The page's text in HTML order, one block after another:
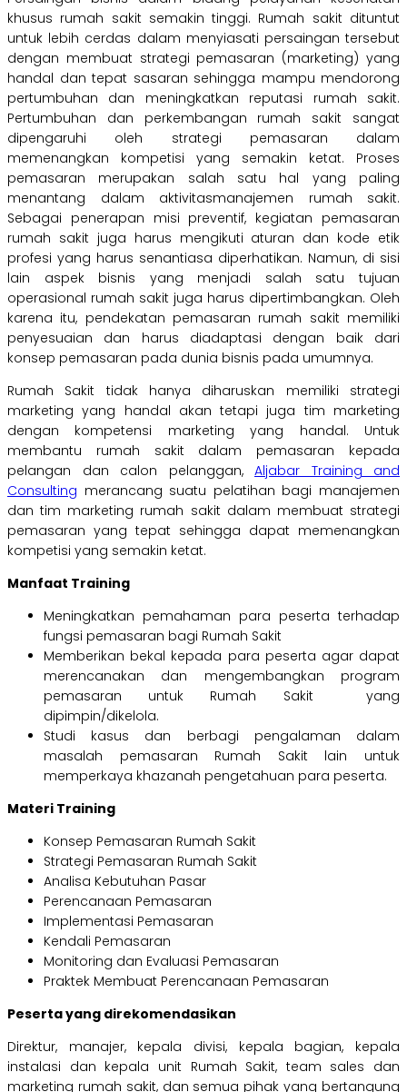
khusus rumah sakit semakin tinggi. Rumah sakit dituntut
untuk lebih cerdas dalam menyiasati persaingan tersebut
dengan membuat strategi pemasaran (marketing) yang
handal dan tepat sasaran sehingga mampu mendorong
pertumbuhan dan meningkatkan reputasi rumah sakit.
Pertumbuhan dan perkembangan rumah sakit sangat
dipengaruhi oleh strategi pemasaran dalam
memenangkan kompetisi yang semakin ketat. Proses
pemasaran merupakan salah satu hal yang paling
menantang dalam aktivitasmanajemen rumah sakit.
Sebagai penerapan misi preventif, kegiatan pemasaran
rumah sakit juga harus mengikuti aturan dan kode etik
profesi yang harus senantiasa diperhatikan. Namun, di sisi
lain aspek bisnis yang menjadi salah satu tujuan
operasional rumah sakit juga harus dipertimbangkan. Oleh
karena itu, pendekatan pemasaran rumah sakit memiliki
penyesuaian dan harus diadaptasi dengan baik dari
konsep pemasaran pada dunia bisnis pada umumnya.
Rumah Sakit tidak hanya diharuskan memiliki strategi
marketing yang handal akan tetapi juga tim marketing
dengan kompetensi marketing yang handal. Untuk
membantu rumah sakit dalam pemasaran kepada
pelangan dan calon pelanggan, Aljabar Training and
Consulting merancang suatu pelatihan bagi manajemen
dan tim marketing rumah sakit dalam membuat strategi
pemasaran yang tepat sehingga dapat memenangkan
kompetisi yang semakin ketat.
Manfaat Training
Meningkatkan pemahaman para peserta terhadap
fungsi pemasaran bagi Rumah Sakit
Memberikan bekal kepada para peserta agar dapat
merencanakan dan mengembangkan program
pemasaran untuk Rumah Sakit yang
dipimpin/dikelola.
Studi kasus dan berbagi pengalaman dalam
masalah pemasaran Rumah Sakit lain untuk
memperkaya khazanah pengetahuan para peserta.
Materi Training
Konsep Pemasaran Rumah Sakit
Strategi Pemasaran Rumah Sakit
Analisa Kebutuhan Pasar
Perencanaan Pemasaran
Implementasi Pemasaran
Kendali Pemasaran
Monitoring dan Evaluasi Pemasaran
Praktek Membuat Perencanaan Pemasaran
Peserta yang direkomendasikan
Direktur, manajer, kepala divisi, kepala bagian, kepala
instalasi dan kepala unit Rumah Sakit, team sales dan
marketing rumah sakit, dan semua pihak yang bertangung